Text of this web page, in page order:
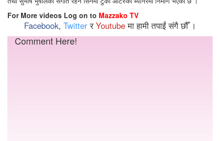
For More videos Log on to Mazzako TV
Facebook, TwitterरYoutubeमा हामी तपाईं संगै छौँ ।
Comment Here!